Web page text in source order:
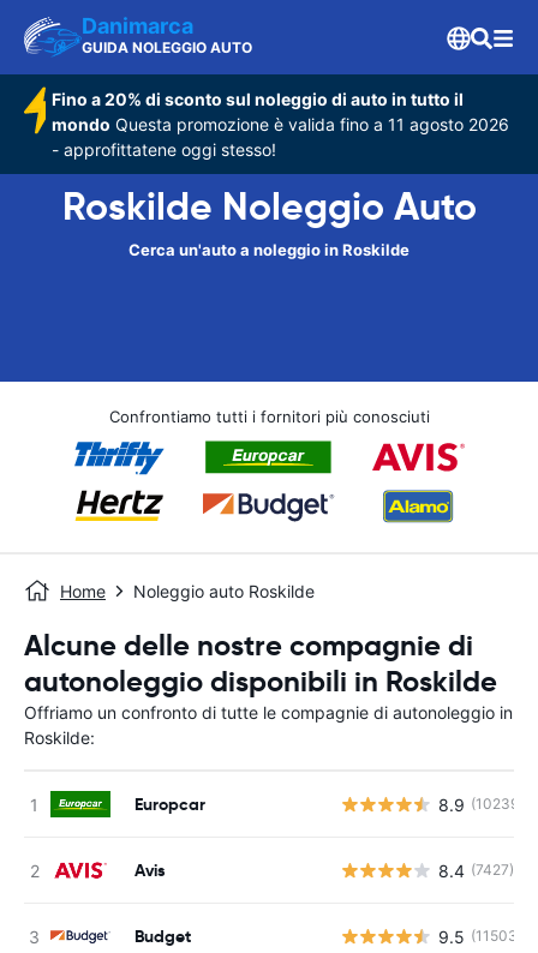
Danimarca
GUIDA NOLEGGIO AUTO
Fino a 20% di sconto sul noleggio di auto in tutto il
mondo Questa promozione è valida fino a 11 agosto 2026
- approfittatene oggi stesso!
Roskilde Noleggio Auto
Cerca un'auto a noleggio in Roskilde
Confrontiamo tutti i fornitori più conosciuti
Home Noleggio auto Roskilde
Alcune delle nostre compagnie di
autonoleggio disponibili in Roskilde
Offriamo un confronto di tutte le compagnie di autonoleggio in
Roskilde:
Europcar 8.9 (10239)
Avis 8.4 (7427)
Budget 9.5 (11503)